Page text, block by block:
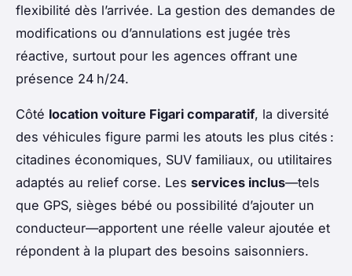
flexibilité dès l’arrivée. La gestion des demandes de
modifications ou d’annulations est jugée très
réactive, surtout pour les agences offrant une
présence 24 h/24.
Côté location voiture Figari comparatif, la diversité
des véhicules figure parmi les atouts les plus cités :
citadines économiques, SUV familiaux, ou utilitaires
adaptés au relief corse. Les services inclus—tels
que GPS, sièges bébé ou possibilité d’ajouter un
conducteur—apportent une réelle valeur ajoutée et
répondent à la plupart des besoins saisonniers.